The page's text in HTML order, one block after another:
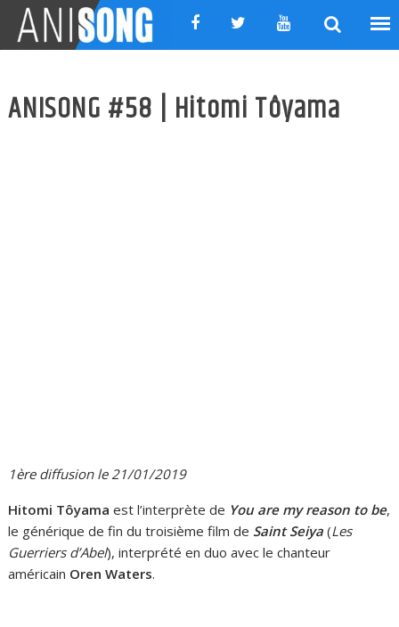
content
ANISONG #58 | Hitomi Tôyama
1ère diffusion le 21/01/2019
Hitomi Tôyama est l’interprète de You are my reason to be,
le générique de fin du troisième film de Saint Seiya (Les
Guerriers d’Abel), interprété en duo avec le chanteur
américain Oren Waters.